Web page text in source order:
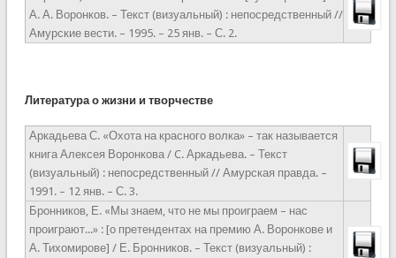
А. А. Воронков. – Текст (визуальный) : непосредственный //
Амурские вести. – 1995. – 25 янв. – С. 2.
Литература о жизни и творчестве
Аркадьева С. «Охота на красного волка» – так называется
книга Алексея Воронкова / C. Аркадьева. – Текст
(визуальный) : непосредственный // Амурская правда. –
1991. – 12 янв. – С. 3.
Бронников, Е. «Мы знаем, что не мы проиграем – нас
проиграют...» : [о претендентах на премию А. Воронкове и
А. Тихомирове] / Е. Бронников. – Текст (визуальный) :